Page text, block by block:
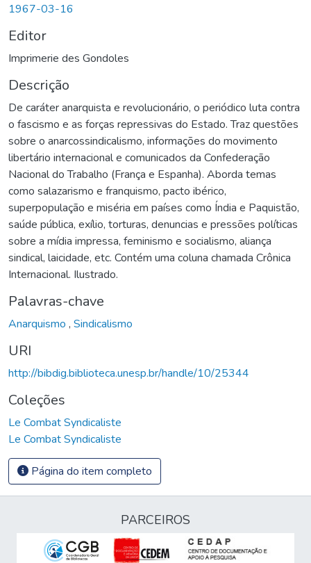
1967-03-16
Editor
Imprimerie des Gondoles
Descrição
De caráter anarquista e revolucionário, o periódico luta contra
o fascismo e as forças repressivas do Estado. Traz questões
sobre o anarcossindicalismo, informações do movimento
libertário internacional e comunicados da Confederação
Nacional do Trabalho (França e Espanha). Aborda temas
como salazarismo e franquismo, pacto ibérico,
superpopulação e miséria em países como Índia e Paquistão,
saúde pública, exílio, torturas, denuncias e pressões políticas
sobre a mídia impressa, feminismo e socialismo, aliança
sindical, laicidade, etc. Contém uma coluna chamada Crônica
Internacional. Ilustrado.
Palavras-chave
Anarquismo , Sindicalismo
URI
http://bibdig.biblioteca.unesp.br/handle/10/25344
Coleções
Le Combat Syndicaliste
Le Combat Syndicaliste
Página do item completo
PARCEIROS